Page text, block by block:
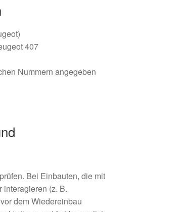
407
Nummern angegeben
Bei Einbauten, die mit
(z. B.
dem Wiedereinbau